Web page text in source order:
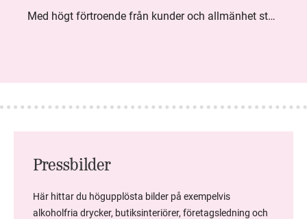
Med högt förtroende från kunder och allmänhet står Systembolaget stabilt i samhällsuppdraget. Under kvartalet togs flera steg inom folkhälsa, kundnytta och minskad klimatpåverkan. Nettoomsättningen var i nivå med föregående år och effektiviseringar av verksamheten möjliggjorde fortsatt anpassning för att möta nya behov.
Pressbilder
Här hittar du högupplösta bilder på exempelvis
alkoholfria drycker, butiksinteriörer, företagsledning och